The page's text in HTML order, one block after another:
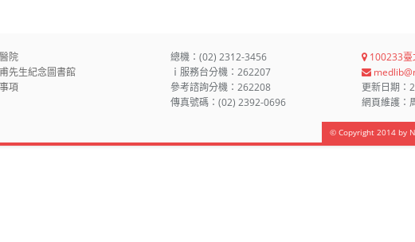
院
先生紀念圖書館
項
總機：(02) 2312-3456
ｉ服務台分機：262207
參考諮詢分機：262208
傳真號碼：(02) 2392-0696
100233臺
更新日期：
網頁維護：
© Copyright 2014 by